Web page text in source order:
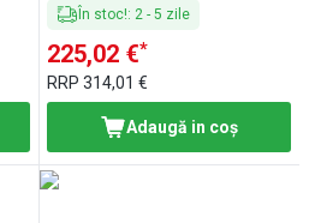
În stoc!: 2 -5 zile
225,02 €*
RRP314,01 €
Adaugă in coş